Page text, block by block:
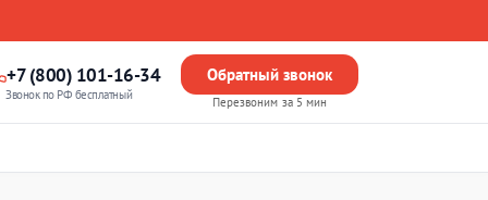
+7 (800) 101-16-34
Звонок по РФ бесплатный
Обратный звонок
Перезвоним за 5 мин